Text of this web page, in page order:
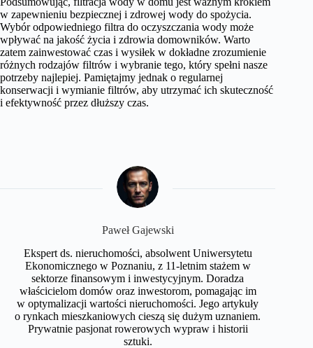
w zapewnieniu bezpiecznej i zdrowej wody do spożycia.
Wybór odpowiedniego filtra do oczyszczania wody może
wpływać na jakość życia i zdrowia domowników. Warto
zatem zainwestować czas i wysiłek w dokładne zrozumienie
różnych rodzajów filtrów i wybranie tego, który spełni nasze
potrzeby najlepiej. Pamiętajmy jednak o regularnej
konserwacji i wymianie filtrów, aby utrzymać ich skuteczność
i efektywność przez dłuższy czas.
Paweł Gajewski
Ekspert ds. nieruchomości, absolwent Uniwersytetu
Ekonomicznego w Poznaniu, z 11-letnim stażem w
sektorze finansowym i inwestycyjnym. Doradza
właścicielom domów oraz inwestorom, pomagając im
w optymalizacji wartości nieruchomości. Jego artykuły
o rynkach mieszkaniowych cieszą się dużym uznaniem.
Prywatnie pasjonat rowerowych wypraw i historii
sztuki.